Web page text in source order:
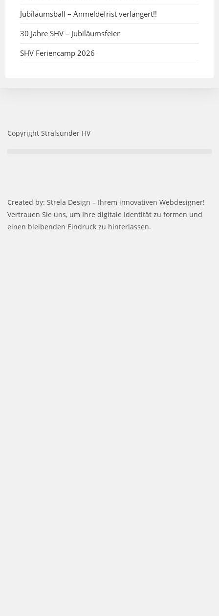
Jubiläumsball – Anmeldefrist verlängert!!
30 Jahre SHV – Jubiläumsfeier
SHV Feriencamp 2026
Copyright Stralsunder HV
Created by: Strela Design – Ihrem innovativen Webdesigner!
Vertrauen Sie uns, um Ihre digitale Identität zu formen und
einen bleibenden Eindruck zu hinterlassen.